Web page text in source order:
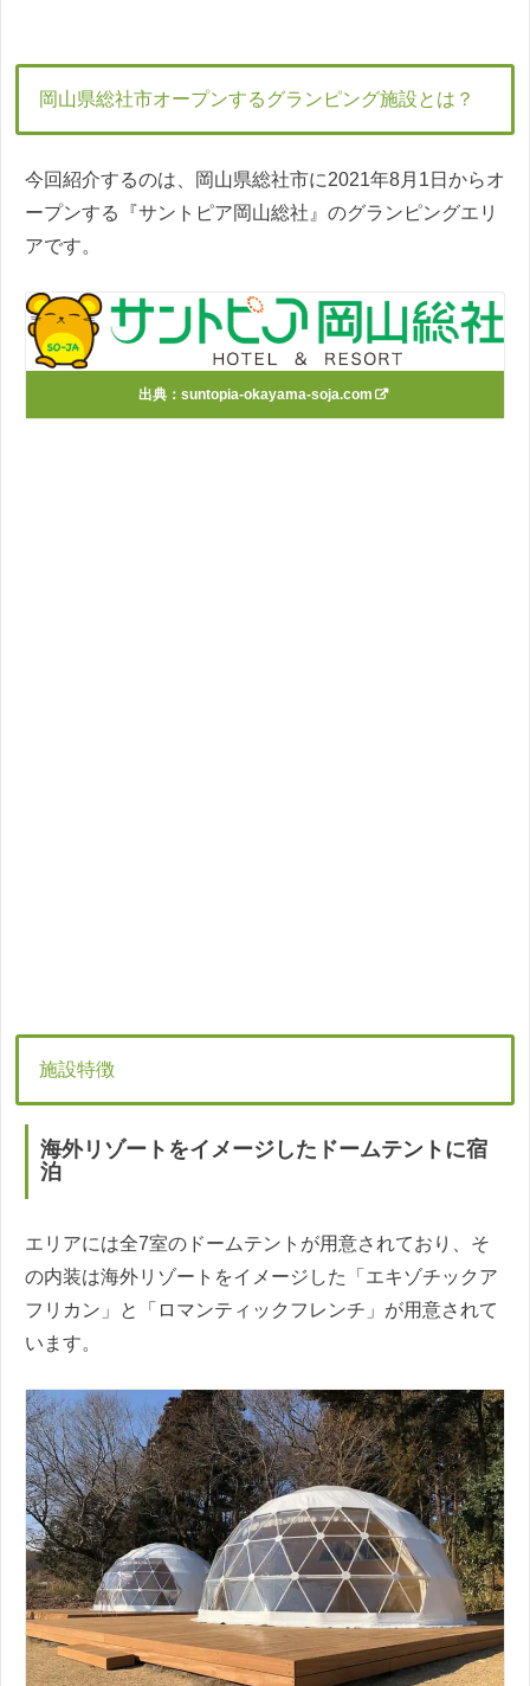
岡山県総社市オープンするグランピング施設とは？
今回紹介するのは、岡山県総社市に2021年8月1日からオ
ープンする『サントピア岡山総社』のグランピングエリ
アです。
出典： suntopia-okayama-soja.com
施設特徴
海外リゾートをイメージしたドームテントに宿
泊
エリアには全7室のドームテントが用意されており、そ
の内装は海外リゾートをイメージした「エキゾチックア
フリカン」と「ロマンティックフレンチ」が用意されて
います。